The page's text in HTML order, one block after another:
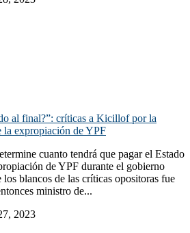
al final?”: críticas a Kicillof por la
la expropiación de YPF
cuanto tendrá que pagar el Estado
de YPF durante el gobierno
blancos de las críticas opositoras fue
ministro de...
2023